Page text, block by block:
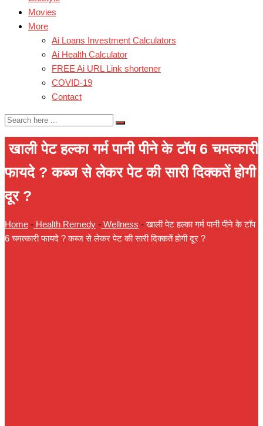
Movies
More
Ai Loans Investment Calculators
Ai Health Calculator
FREE Ai URL Link shortener
COVID-19
Contact
खाली पेट हल्का गर्म पानी पीने के टॉप 6 चमत्कारी
फायदे ? कब्ज से लेकर पेट की सारी दिक्कतें होगी
दूर ?
Home - Health Remedy - Wellness -खाली पेट हल्का गर्म पानी पीने के टॉप
6 चमत्कारी फायदे ? कब्ज से लेकर पेट की सारी दिक्कतें होगी दूर ?